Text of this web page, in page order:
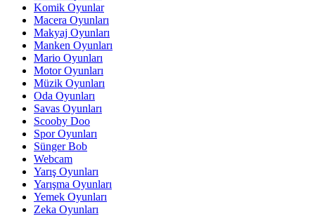
Komik Oyunlar
Macera Oyunları
Makyaj Oyunları
Manken Oyunları
Mario Oyunları
Motor Oyunları
Müzik Oyunları
Oda Oyunları
Savas Oyunları
Scooby Doo
Spor Oyunları
Sünger Bob
Webcam
Yarış Oyunları
Yarışma Oyunları
Yemek Oyunları
Zeka Oyunları